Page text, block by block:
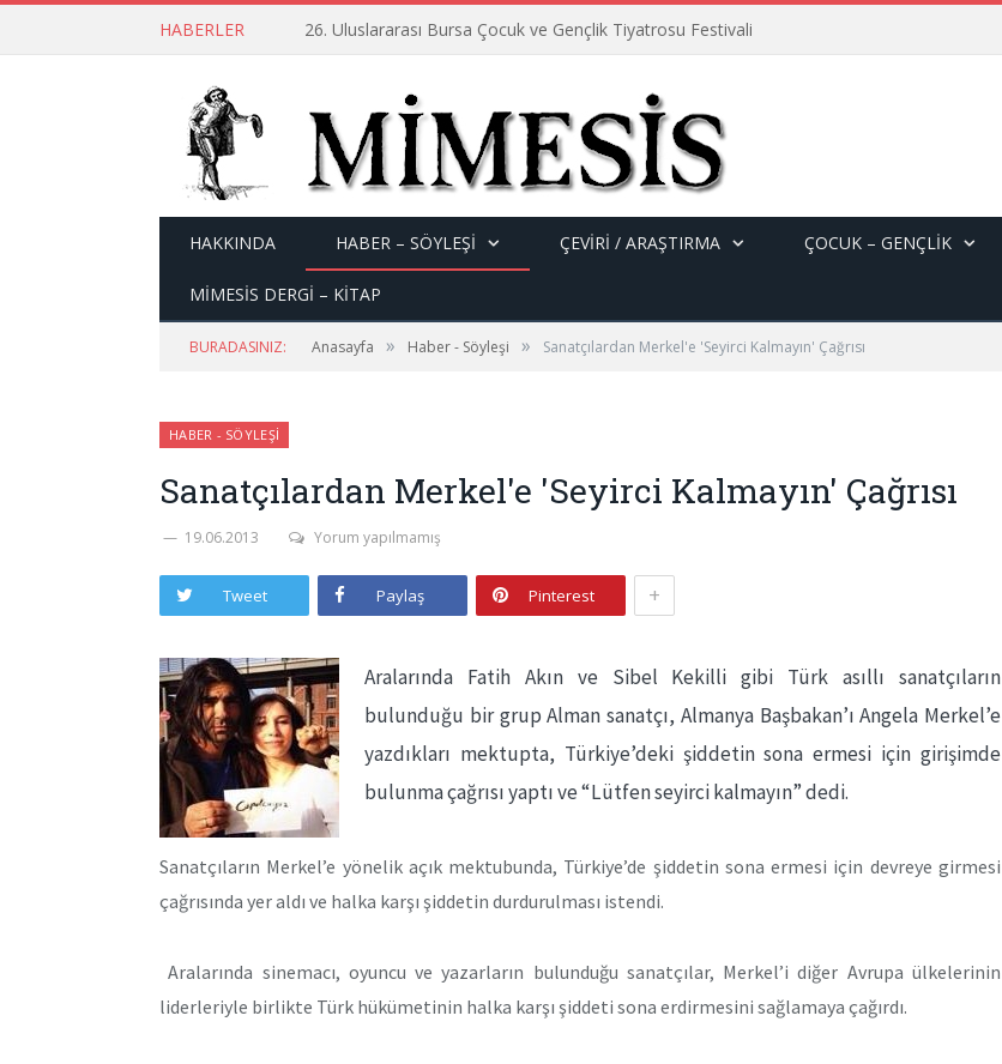
HABERLER 26. Uluslararası Bursa Çocuk ve Gençlik Tiyatrosu Festivali
HAKKINDA HABER – SÖYLEŞI ÇEVİRİ / ARAŞTIRMA ÇOCUK – GENÇLIK
MİMESİS DERGİ – KİTAP
BURADASINIZ: Anasayfa » Haber - Söyleşi » Sanatçılardan Merkel'e 'Seyirci Kalmayın' Çağrısı
HABER - SÖYLEŞI
Sanatçılardan Merkel'e 'Seyirci Kalmayın' Çağrısı
19.06.2013 Yorum yapılmamış
Tweet Paylaş Pinterest +
Aralarında Fatih Akın ve Sibel Kekilli gibi Türk asıllı sanatçıların
bulunduğu bir grup Alman sanatçı, Almanya Başbakan’ı Angela Merkel’e
yazdıkları mektupta, Türkiye’deki şiddetin sona ermesi için girişimde
bulunma çağrısı yaptı ve “Lütfen seyirci kalmayın” dedi.
Sanatçıların Merkel’e yönelik açık mektubunda, Türkiye’de şiddetin sona ermesi için devreye girmesi
çağrısında yer aldı ve halka karşı şiddetin durdurulması istendi.
Aralarında sinemacı, oyuncu ve yazarların bulunduğu sanatçılar, Merkel’i diğer Avrupa ülkelerinin
liderleriyle birlikte Türk hükümetinin halka karşı şiddeti sona erdirmesini sağlamaya çağırdı.